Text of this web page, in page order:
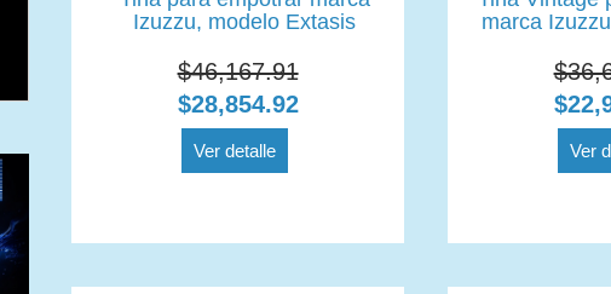
Izuzzu, modelo Extasis
$46,167.91
$28,854.92
Ver detalle
marca
Ver